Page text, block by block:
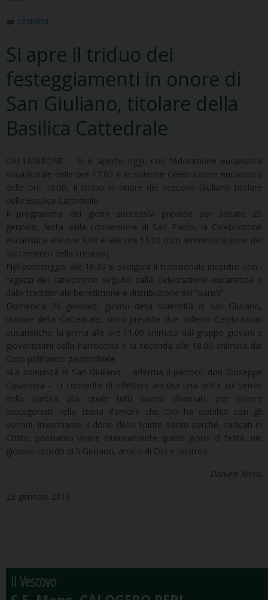
COMMENT
Si apre il triduo dei
festeggiamenti in onore di
San Giuliano, titolare della
Basilica Cattedrale
CALTAGIRONE – Si è aperto oggi, con l’Adorazione eucaristica
vocazionale delle ore 17.00 e la solenne Celebrazione eucaristica
delle ore 18.00, il triduo in onore del vescovo Giuliano titolare
della Basilica Cattedrale.
Il programma dei giorni successivi prevede per sabato 25
gennaio, festa della conversione di San Paolo, la Celebrazione
eucaristica alle ore 9.00 e alle ore 11.00 (con amministrazione del
sacramento della cresima).
Nel pomeriggio alle 16.30 si svolgerà il tradizionale incontro con i
ragazzi del catechismo seguito dalla Celebrazione eucaristica e
dalla tradizionale benedizione e distribuzione dei “panini”.
Domenica 26 gennaio, giorno della solennità di san Giuliano,
titolare della Cattedrale, sono previste due solenni Celebrazioni
eucaristiche: la prima alle ore 11.00 animata dal gruppo giovani e
giovanissimi della Parrocchia e la seconda alle 18.00 animata dal
Coro polifonico parrocchiale.
«La solennità di San Giuliano – afferma il parroco don Giuseppe
Casanova – ci consente di riflettere ancora una volta sul senso
della santità alla quale tutti siamo chiamati, per essere
protagonisti nella storia d’amore che Dio ha stabilito con gli
uomini. Invochiamo il dono dello Spirito Santo perché, radicati in
Cristo, possiamo vivere intensamente questi giorni di festa, nel
gioioso ricordo di S.Giuliano, amico di Dio e nostro».
Daniele Alessi
23 gennaio 2013
Il Vescovo